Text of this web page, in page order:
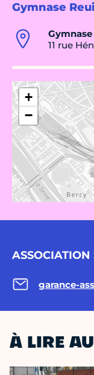
Gymnase
11 rue
+
−
ASSOCIATION
À LIRE